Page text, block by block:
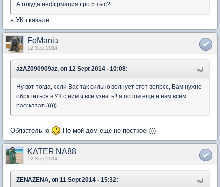
А откуда информация про 5 тыс?
в УК сказали.
FoMania
12 Sep 2014
azAZ090909az, on 12 Sept 2014 - 10:08:
Ну вот тогда, если Вас так сильно волнует этот вопрос, Вам нужно
обратиться в УК с ним и все узнать!! а потом еще и нам всем
рассказать)))))
Обязательно Но мой дом еще не построен)))
KATERINA88
12 Sep 2014
ZENAZENA, on 11 Sept 2014 - 15:32: